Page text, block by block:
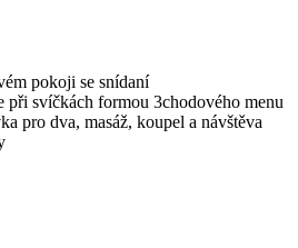
pokoji se snídaní
při svíčkách formou 3chodového menu
pro dva, masáž, koupel a návštěva